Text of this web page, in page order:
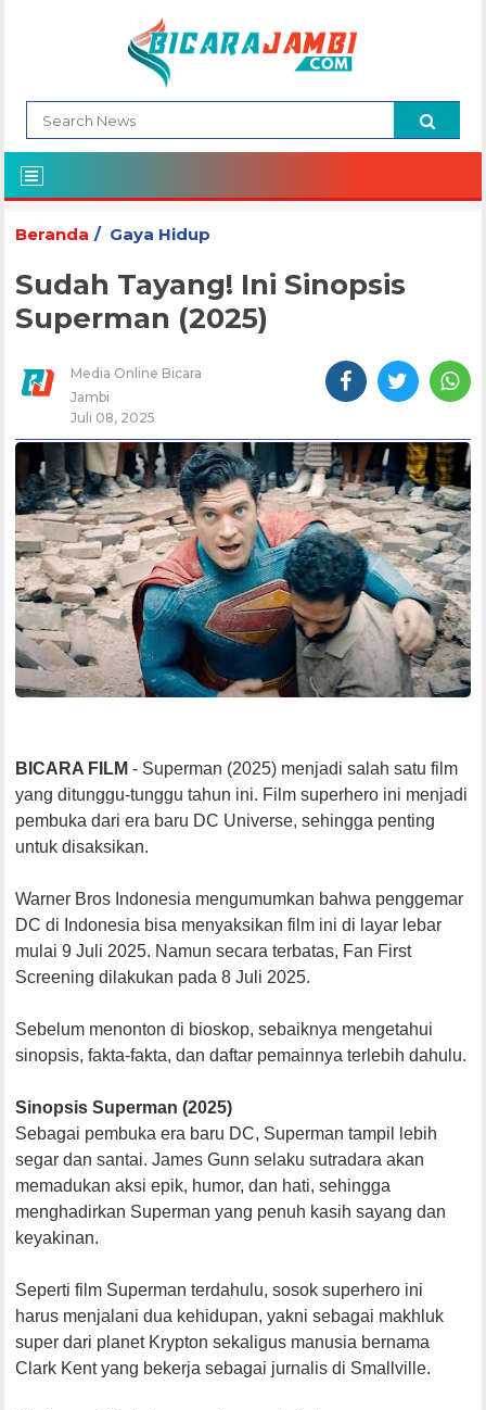
Beranda Gaya Hidup
Sudah Tayang! Ini Sinopsis
Superman (2025)
Media Online Bicara
Jambi
Juli 08, 2025
BICARA FILM - Superman (2025) menjadi salah satu film
yang ditunggu-tunggu tahun ini. Film superhero ini menjadi
pembuka dari era baru DC Universe, sehingga penting
untuk disaksikan.
Warner Bros Indonesia mengumumkan bahwa penggemar
DC di Indonesia bisa menyaksikan film ini di layar lebar
mulai 9 Juli 2025. Namun secara terbatas, Fan First
Screening dilakukan pada 8 Juli 2025.
Sebelum menonton di bioskop, sebaiknya mengetahui
sinopsis, fakta-fakta, dan daftar pemainnya terlebih dahulu.
Sinopsis Superman (2025)
Sebagai pembuka era baru DC, Superman tampil lebih
segar dan santai. James Gunn selaku sutradara akan
memadukan aksi epik, humor, dan hati, sehingga
menghadirkan Superman yang penuh kasih sayang dan
keyakinan.
Seperti film Superman terdahulu, sosok superhero ini
harus menjalani dua kehidupan, yakni sebagai makhluk
super dari planet Krypton sekaligus manusia bernama
Clark Kent yang bekerja sebagai jurnalis di Smallville.